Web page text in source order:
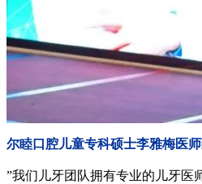
尔睦口腔儿童专科硕士李雅梅医师
”我们儿牙团队拥有专业的儿牙医